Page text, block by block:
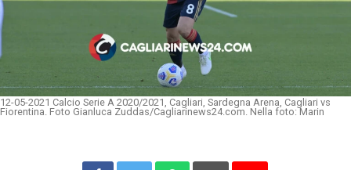
12-05-2021 Calcio Serie A 2020/2021, Cagliari, Sardegna Arena, Cagliari vs
Fiorentina. Foto Gianluca Zuddas/Cagliarinews24.com. Nella foto: Marin